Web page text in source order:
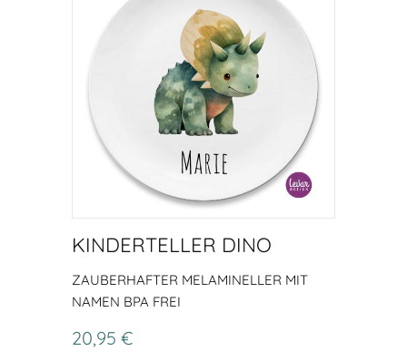
KINDERTELLER DINO
ZAUBERHAFTER MELAMINELLER MIT
NAMEN BPA FREI
20,95 €